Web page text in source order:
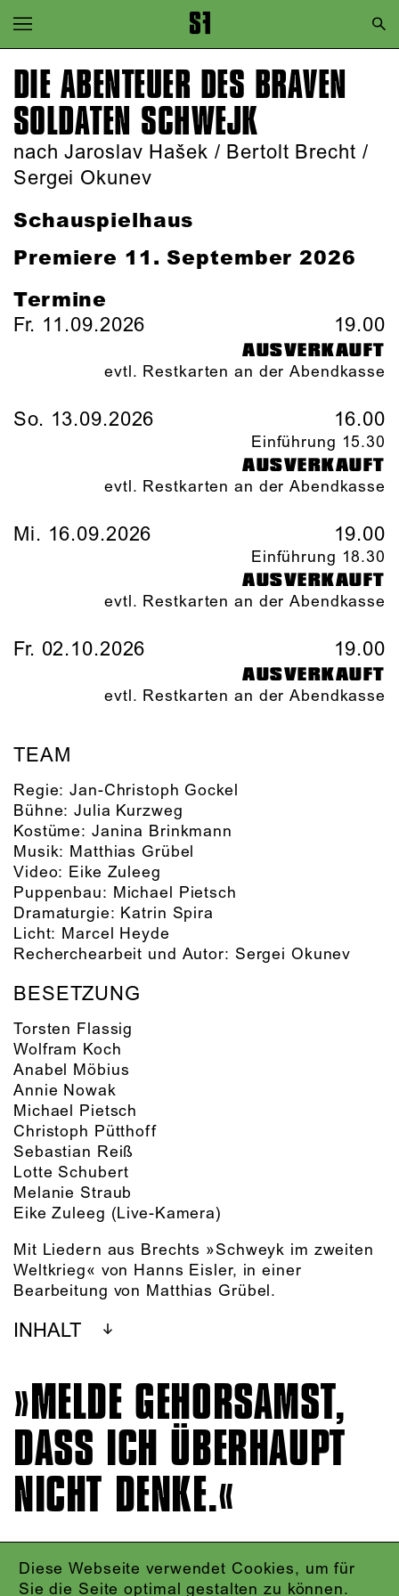
Zur Hauptnavigation springen
Zum Hauptinhalt springen
Zum Footer springen
Diese Webseite verwendet Cookies, um für
Sie die Seite optimal gestalten zu können.
DIE ABENTEUER DES BRAVEN
SOLDATEN SCHWEJK
nach Jaroslav Hašek / Bertolt Brecht /
Sergei Okunev
Schauspielhaus
Premiere 11. September 2026
Termine
Fr. 11.09.2026 19.00
AUSVERKAUFT
evtl. Restkarten an der Abendkasse
So. 13.09.2026 16.00
Einführung 15.30
AUSVERKAUFT
evtl. Restkarten an der Abendkasse
Mi. 16.09.2026 19.00
Einführung 18.30
AUSVERKAUFT
evtl. Restkarten an der Abendkasse
Fr. 02.10.2026 19.00
AUSVERKAUFT
evtl. Restkarten an der Abendkasse
TEAM
Regie:Jan-Christoph Gockel
Bühne:Julia Kurzweg
Kostüme: Janina Brinkmann
Musik: Matthias Grübel
Video: Eike Zuleeg
Puppenbau: Michael Pietsch
Dramaturgie: Katrin Spira
Licht: Marcel Heyde
Recherchearbeit und Autor: Sergei Okunev
BESETZUNG
Torsten Flassig
Wolfram Koch
Anabel Möbius
Annie Nowak
Michael Pietsch
Christoph Pütthoff
Sebastian Reiß
Lotte Schubert
Melanie Straub
Eike Zuleeg (Live-Kamera)
Mit Liedern aus Brechts »Schweyk im zweiten
Weltkrieg« von Hanns Eisler, in einer
Bearbeitung von Matthias Grübel.
INHALT
MELDE GEHORSAMST,
DASS ICH ÜBERHAUPT
NICHT DENKE.
IMPRESSUM